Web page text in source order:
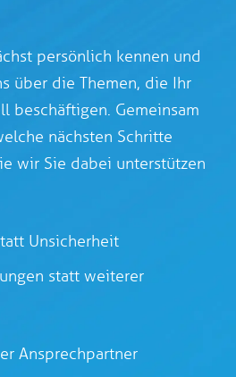
persönlich kennen und
über die Themen, die Ihr
beschäftigen. Gemeinsam
nächsten Schritte
wir Sie dabei unterstützen
Unsicherheit
statt weiterer
Ansprechpartner